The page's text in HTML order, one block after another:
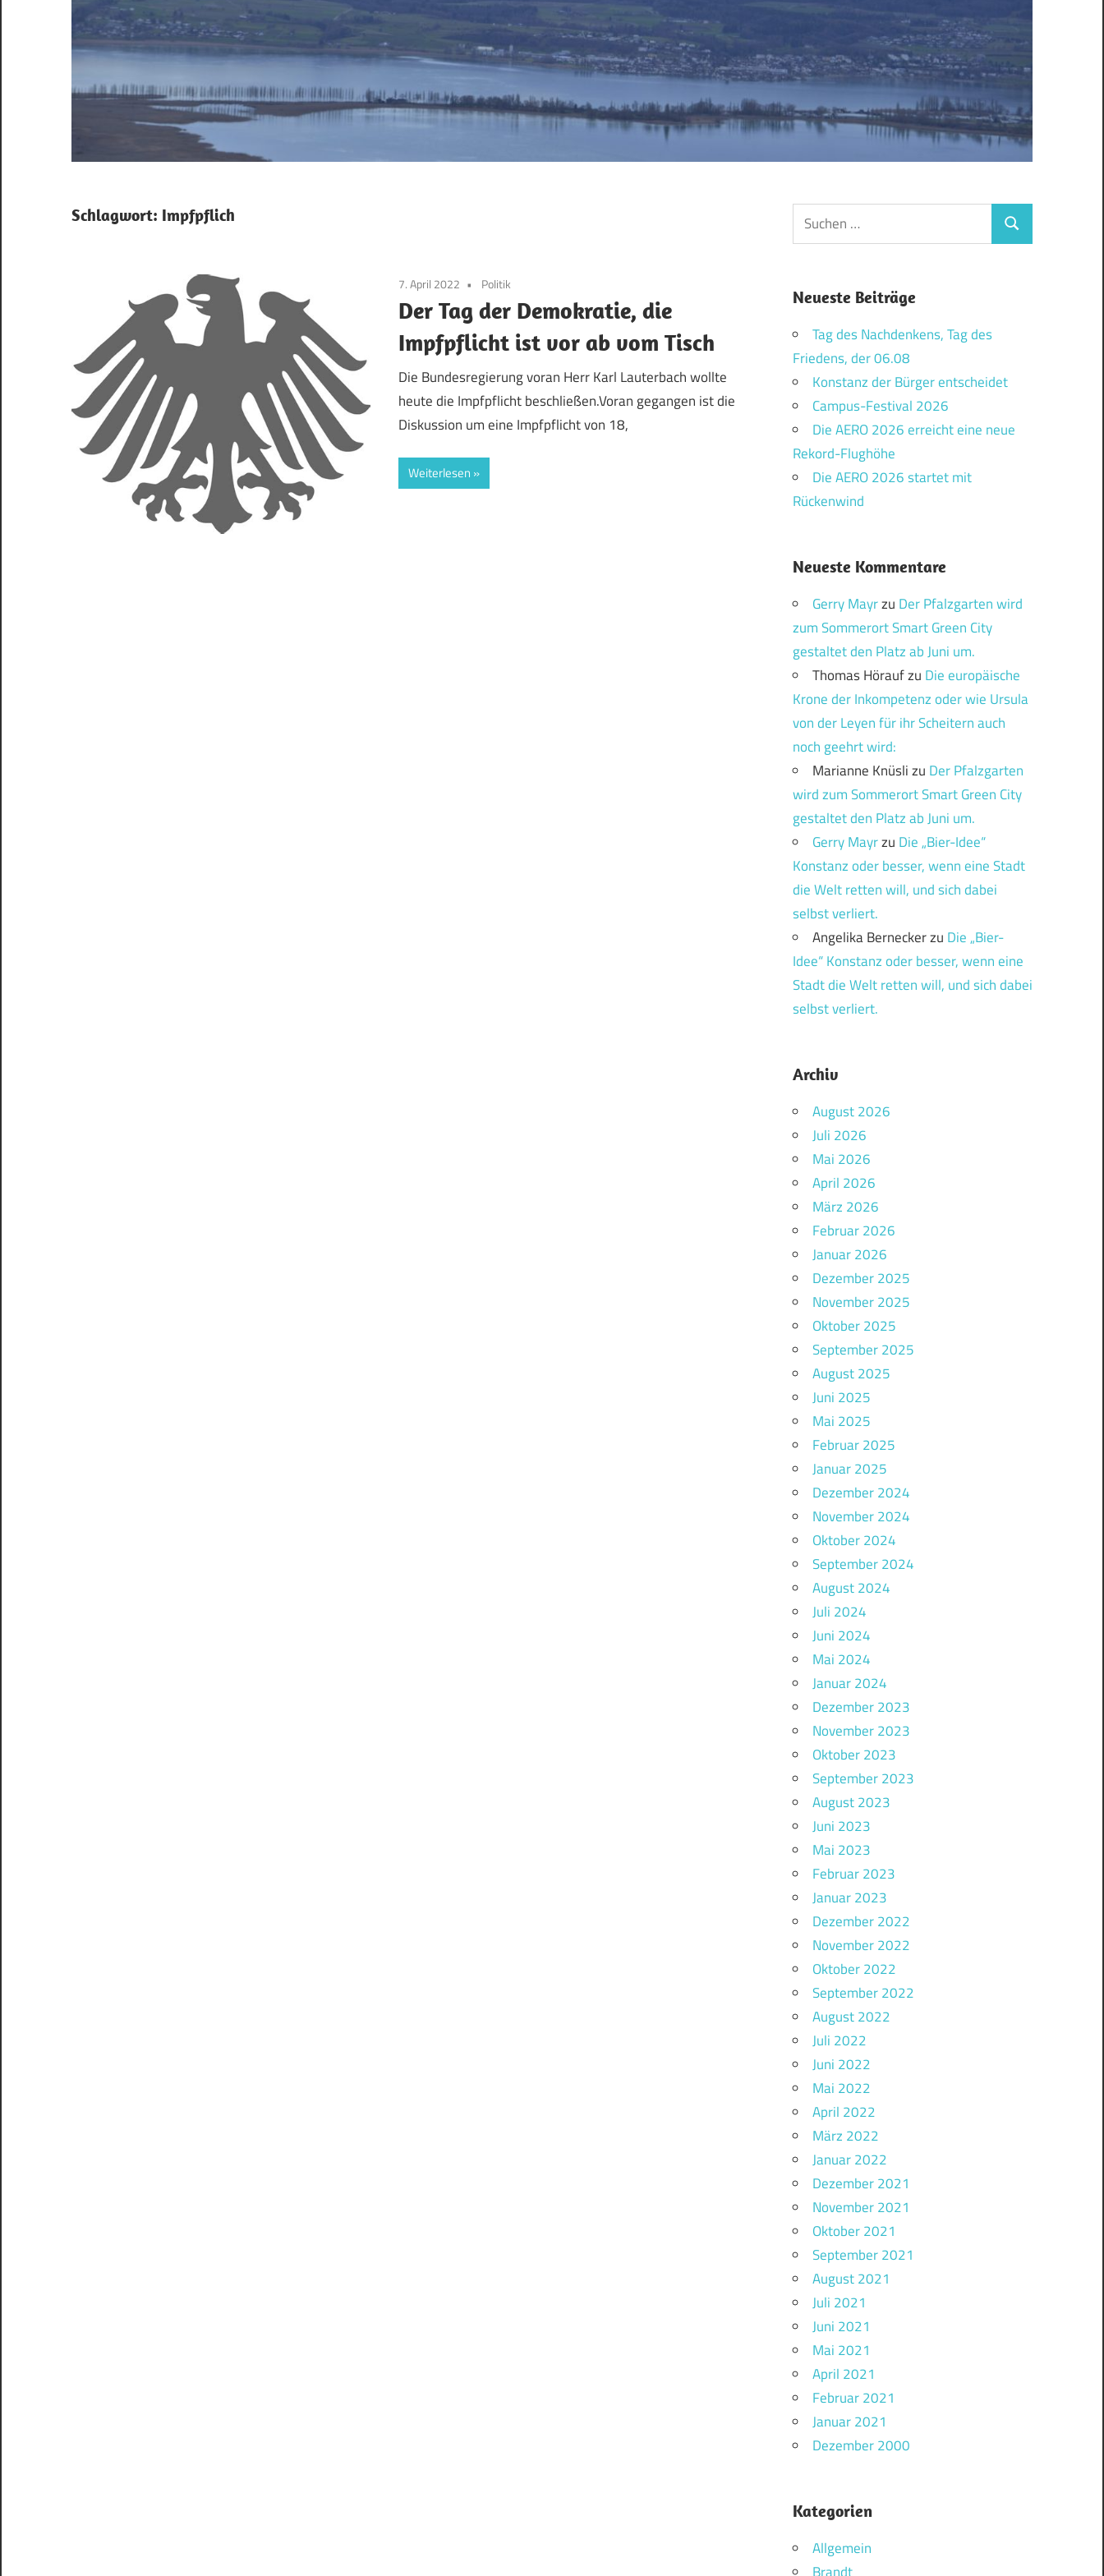
Schlagwort: Impfpflich
7. April 2022 Politik
Der Tag der Demokratie, die
Impfpflicht ist vor ab vom Tisch
Die Bundesregierung voran Herr Karl Lauterbach wollte
heute die Impfpflicht beschließen.Voran gegangen ist die
Diskussion um eine Impfpflicht von 18,
Weiterlesen
Suchen
nach:
Suchen
Neueste Beiträge
Tag des Nachdenkens, Tag des
Friedens, der 06.08
Konstanz der Bürger entscheidet
Campus-Festival 2026
Die AERO 2026 erreicht eine neue
Rekord-Flughöhe
Die AERO 2026 startet mit
Rückenwind
Neueste Kommentare
Gerry Mayrzu Der Pfalzgarten wird
zum Sommerort Smart Green City
gestaltet den Platz ab Juni um.
Thomas Höraufzu Die europäische
Krone der Inkompetenz oder wie Ursula
von der Leyen für ihr Scheitern auch
noch geehrt wird:
Marianne Knüslizu Der Pfalzgarten
wird zum Sommerort Smart Green City
gestaltet den Platz ab Juni um.
Gerry Mayrzu Die „Bier-Idee“
Konstanz oder besser, wenn eine Stadt
die Welt retten will, und sich dabei
selbst verliert.
Angelika Berneckerzu Die „Bier-
Idee“ Konstanz oder besser, wenn eine
Stadt die Welt retten will, und sich dabei
selbst verliert.
Archiv
August 2026
Juli 2026
Mai 2026
April 2026
März 2026
Februar 2026
Januar 2026
Dezember 2025
November 2025
Oktober 2025
September 2025
August 2025
Juni 2025
Mai 2025
Februar 2025
Januar 2025
Dezember 2024
November 2024
Oktober 2024
September 2024
August 2024
Juli 2024
Juni 2024
Mai 2024
Januar 2024
Dezember 2023
November 2023
Oktober 2023
September 2023
August 2023
Juni 2023
Mai 2023
Februar 2023
Januar 2023
Dezember 2022
November 2022
Oktober 2022
September 2022
August 2022
Juli 2022
Juni 2022
Mai 2022
April 2022
März 2022
Januar 2022
Dezember 2021
November 2021
Oktober 2021
September 2021
August 2021
Juli 2021
Juni 2021
Mai 2021
April 2021
Februar 2021
Januar 2021
Dezember 2000
Kategorien
Allgemein